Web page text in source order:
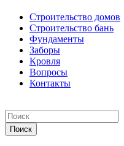
Строительство домов
Строительство бань
Фундаменты
Заборы
Кровля
Вопросы
Контакты